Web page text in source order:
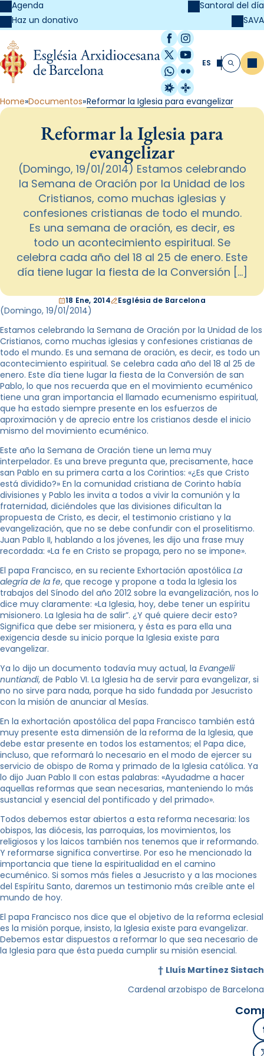
Agenda
Haz un donativo
Santoral del día
SAVA
Facebook
Instagram
X / Twitter
YouTube
WhatsApp
Flickr
Radio Estel
Catalunya
ES Buscar
Home Documentos Reformar la Iglesia para evangelizar
Reformar la Iglesia para
evangelizar
(Domingo, 19/01/2014) Estamos celebrando
la Semana de Oración por la Unidad de los
Cristianos, como muchas iglesias y
confesiones cristianas de todo el mundo.
Es una semana de oración, es decir, es
todo un acontecimiento espiritual. Se
celebra cada año del 18 al 25 de enero. Este
día tiene lugar la fiesta de la Conversión […]
18 Ene, 2014 Església de Barcelona
(Domingo, 19/01/2014)
Estamos celebrando la Semana de Oración por la Unidad de los
Cristianos, como muchas iglesias y confesiones cristianas de
todo el mundo. Es una semana de oración, es decir, es todo un
acontecimiento espiritual. Se celebra cada año del 18 al 25 de
enero. Este día tiene lugar la fiesta de la Conversión de san
Pablo, lo que nos recuerda que en el movimiento ecuménico
tiene una gran importancia el llamado ecumenismo espiritual,
que ha estado siempre presente en los esfuerzos de
aproximación y de aprecio entre los cristianos desde el inicio
mismo del movimiento ecuménico.
Este año la Semana de Oración tiene un lema muy
interpelador. Es una breve pregunta que, precisamente, hace
san Pablo en su primera carta a los Corintios: «¿Es que Cristo
está dividido?» En la comunidad cristiana de Corinto había
divisiones y Pablo les invita a todos a vivir la comunión y la
fraternidad, diciéndoles que las divisiones dificultan la
propuesta de Cristo, es decir, el testimonio cristiano y la
evangelización, que no se debe confundir con el proselitismo.
Juan Pablo II, hablando a los jóvenes, les dijo una frase muy
recordada: «La fe en Cristo se propaga, pero no se impone».
El papa Francisco, en su reciente Exhortación apostólica La
alegría de la fe, que recoge y propone a toda la Iglesia los
trabajos del Sínodo del año 2012 sobre la evangelización, nos lo
dice muy claramente: «La Iglesia, hoy, debe tener un espíritu
misionero. La Iglesia ha de salir”. ¿Y qué quiere decir esto?
Significa que debe ser misionera, y ésta es para ella una
exigencia desde su inicio porque la Iglesia existe para
evangelizar.
Ya lo dijo un documento todavía muy actual, la Evangelii
nuntiandi, de Pablo VI. La Iglesia ha de servir para evangelizar, si
no no sirve para nada, porque ha sido fundada por Jesucristo
con la misión de anunciar al Mesías.
En la exhortación apostólica del papa Francisco también está
muy presente esta dimensión de la reforma de la Iglesia, que
debe estar presente en todos los estamentos; el Papa dice,
incluso, que reformará lo necesario en el modo de ejercer su
servicio de obispo de Roma y primado de la Iglesia católica. Ya
lo dijo Juan Pablo II con estas palabras: «Ayudadme a hacer
aquellas reformas que sean necesarias, manteniendo lo más
sustancial y esencial del pontificado y del primado».
Todos debemos estar abiertos a esta reforma necesaria: los
obispos, las diócesis, las parroquias, los movimientos, los
religiosos y los laicos también nos tenemos que ir reformando.
Y reformarse significa convertirse. Por eso he mencionado la
importancia que tiene la espiritualidad en el camino
ecuménico. Si somos más fieles a Jesucristo y a las mociones
del Espíritu Santo, daremos un testimonio más creíble ante el
mundo de hoy.
El papa Francisco nos dice que el objetivo de la reforma eclesial
es la misión porque, insisto, la Iglesia existe para evangelizar.
Debemos estar dispuestos a reformar lo que sea necesario de
la Iglesia para que ésta pueda cumplir su misión esencial.
† Lluís Martínez Sistach
Cardenal arzobispo de Barcelona